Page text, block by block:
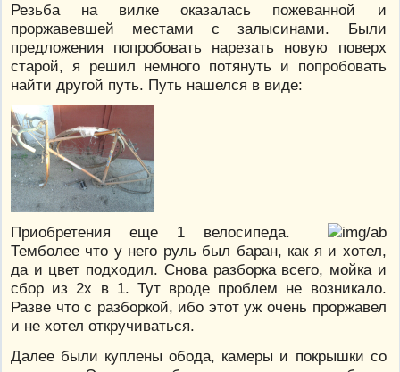
Резьба на вилке оказалась пожеванной и
проржавевшей местами с залысинами. Были
предложения попробовать нарезать новую поверх
старой, я решил немного потянуть и попробовать
найти другой путь. Путь нашелся в виде:
Приобретения еще 1 велосипеда.
Темболее что у него руль был баран, как я и хотел,
да и цвет подходил. Снова разборка всего, мойка и
сбор из 2х в 1. Тут вроде проблем не возникало.
Разве что с разборкой, ибо этот уж очень проржавел
и не хотел откручиваться.
Далее были куплены обода, камеры и покрышки со